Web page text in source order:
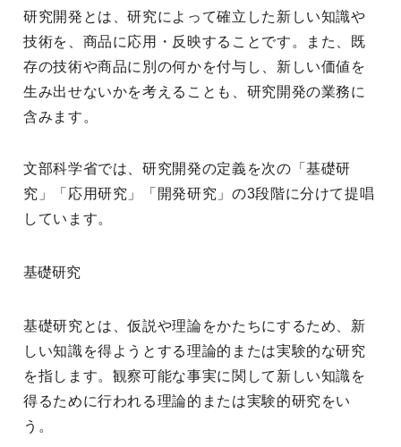
研究開発とは、研究によって確立した新しい知識や
技術を、商品に応用・反映することです。また、既
存の技術や商品に別の何かを付与し、新しい価値を
生み出せないかを考えることも、研究開発の業務に
含みます。
文部科学省では、研究開発の定義を次の「基礎研
究」「応用研究」「開発研究」の3段階に分けて提唱
しています。
基礎研究
基礎研究とは、仮説や理論をかたちにするため、新
しい知識を得ようとする理論的または実験的な研究
を指します。観察可能な事実に関して新しい知識を
得るために行われる理論的または実験的研究をい
う。